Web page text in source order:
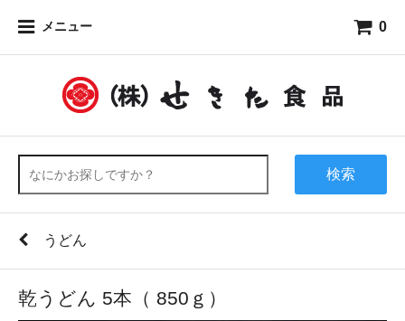
メニュー 0
検索
うどん
乾うどん 5本（ 850ｇ）